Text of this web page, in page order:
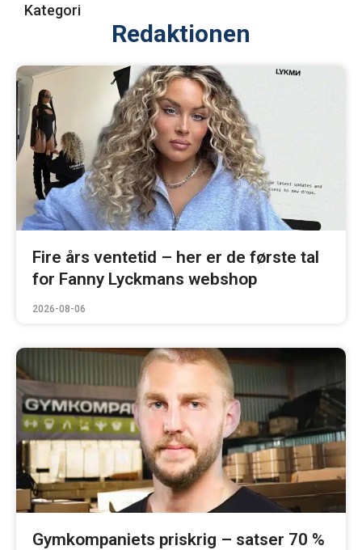
Kategori
Redaktionen
Fire års ventetid – her er de første tal
for Fanny Lyckmans webshop
2026-08-06
Gymkompaniets priskrig – satser 70 %